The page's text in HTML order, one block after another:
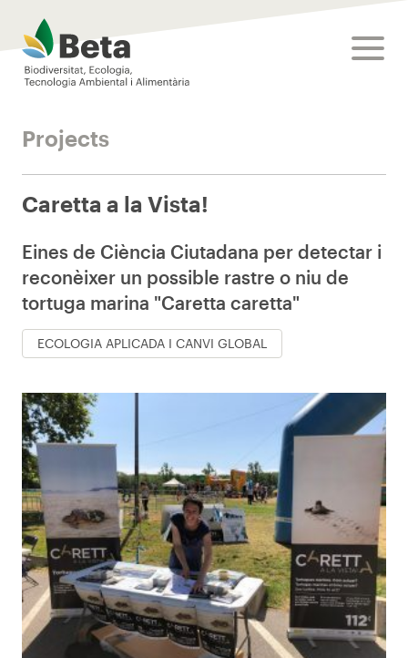
Beta Tech Center
Projects
Caretta a la Vista!
Eines de Ciència Ciutadana per detectar i
reconèixer un possible rastre o niu de
tortuga marina "Caretta caretta"
ECOLOGIA APLICADA I CANVI GLOBAL